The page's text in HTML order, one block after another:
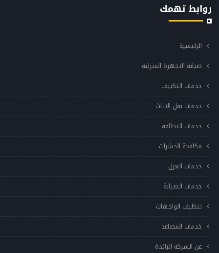
روابط تهمك
الرئيسية
صيانة الاجهزة المنزلية
خدمات التكييف
خدمات نقل الاثاث
خدمات النظافه
مكافحة الحشرات
خدمات العزل
خدمات الصيانة
تنظيف الواجهات
خدمات المصاعد
عن الشركة الرائدة